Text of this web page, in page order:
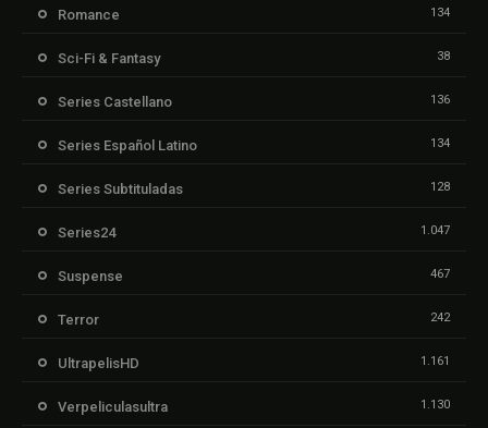
Romance 134
Sci-Fi & Fantasy 38
Series Castellano 136
Series Español Latino 134
Series Subtituladas 128
Series24 1.047
Suspense 467
Terror 242
UltrapelisHD 1.161
Verpeliculasultra 1.130